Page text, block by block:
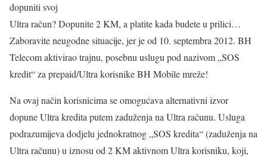
dopuniti svoj
Ultra račun? Dopunite 2 KM, a platite kada budete u prilici…
Zaboravite neugodne situacije, jer je od 10. septembra 2012. BH
Telecom aktivirao trajnu, posebnu uslugu pod nazivom „SOS
kredit“ za prepaid/Ultra korisnike BH Mobile mreže!
Na ovaj način korisnicima se omogućava alternativni izvor
dopune Ultra kredita putem zaduženja na Ultra računu. Usluga
podrazumijeva dodjelu jednokratnog „SOS kredita“ (zaduženja na
Ultra računu) u iznosu od 2 KM aktivnom Ultra korisniku, koji,